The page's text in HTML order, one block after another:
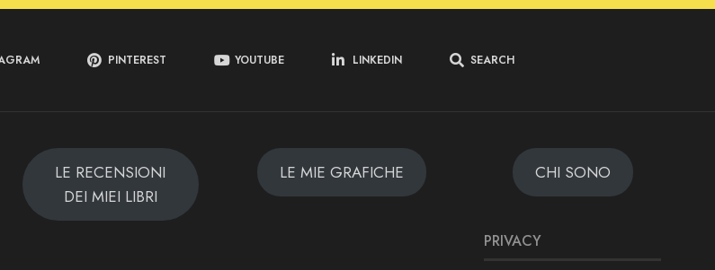
PINTEREST YOUTUBE LINKEDIN SEARCH
LE RECENSIONI
DEI MIEI LIBRI
LE MIE GRAFICHE CHI SONO
PRIVACY